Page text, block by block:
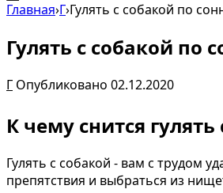
Главная›Г›Гулять с собакой по
Гулять с собакой по
Г Опубликовано 02.12.2020
К чему снится гулять
Гулять с собакой - вам с трудом
препятствия и выбраться из